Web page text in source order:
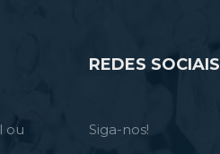
ou
REDES SOCIAIS
Siga-nos!